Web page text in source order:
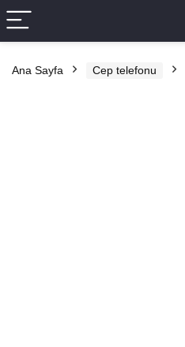
Ana Sayfa Cep telefonu